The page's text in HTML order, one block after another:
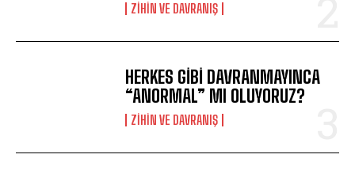
⁠ZIHIN VE DAVRANIŞ
HERKES GİBİ DAVRANMAYINCA
“ANORMAL” MI OLUYORUZ?
⁠ZIHIN VE DAVRANIŞ